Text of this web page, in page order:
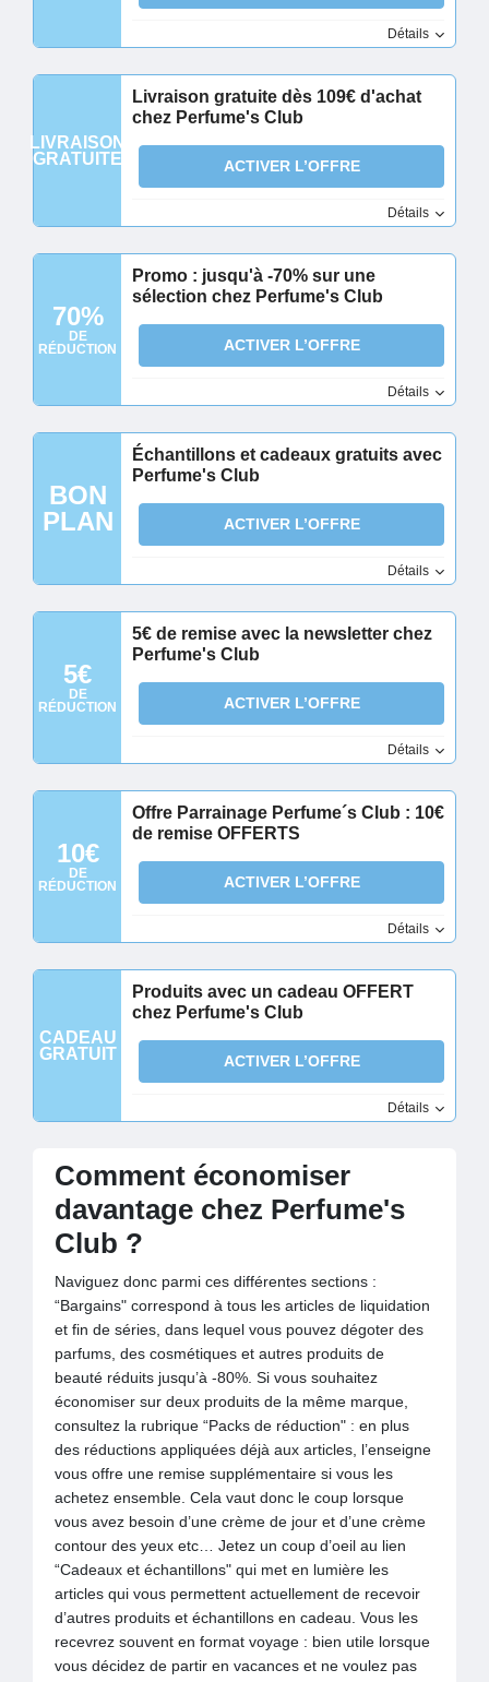
Détails
LIVRAISON
GRATUITE
Livraison gratuite dès 109€ d'achat
chez Perfume's Club
ACTIVER L’OFFRE
Détails
70%
DE
RÉDUCTION
Promo : jusqu'à -70% sur une
sélection chez Perfume's Club
ACTIVER L’OFFRE
Détails
BON
PLAN
Échantillons et cadeaux gratuits avec
Perfume's Club
ACTIVER L’OFFRE
Détails
5€
DE
RÉDUCTION
5€ de remise avec la newsletter chez
Perfume's Club
ACTIVER L’OFFRE
Détails
10€
DE
RÉDUCTION
Offre Parrainage Perfume´s Club : 10€
de remise OFFERTS
ACTIVER L’OFFRE
Détails
CADEAU
GRATUIT
Produits avec un cadeau OFFERT
chez Perfume's Club
ACTIVER L’OFFRE
Détails
Comment économiser
davantage chez Perfume's
Club ?
Naviguez donc parmi ces différentes sections :
“Bargains" correspond à tous les articles de liquidation
et fin de séries, dans lequel vous pouvez dégoter des
parfums, des cosmétiques et autres produits de
beauté réduits jusqu’à -80%. Si vous souhaitez
économiser sur deux produits de la même marque,
consultez la rubrique “Packs de réduction" : en plus
des réductions appliquées déjà aux articles, l’enseigne
vous offre une remise supplémentaire si vous les
achetez ensemble. Cela vaut donc le coup lorsque
vous avez besoin d’une crème de jour et d’une crème
contour des yeux etc… Jetez un coup d’oeil au lien
“Cadeaux et échantillons" qui met en lumière les
articles qui vous permettent actuellement de recevoir
d’autres produits et échantillons en cadeau. Vous les
recevrez souvent en format voyage : bien utile lorsque
vous décidez de partir en vacances et ne voulez pas